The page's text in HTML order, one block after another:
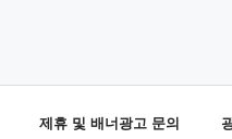
제휴 및 배너광고 문의